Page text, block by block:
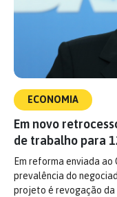
ECONOMIA
Em novo
de trabalho para
Em reforma enviada
prevalência do
projeto é revogação da